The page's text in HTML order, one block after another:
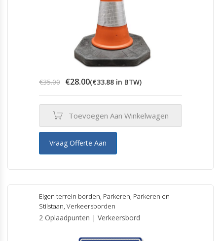
€35.00 Oorspronkelijke
€28.00Huidige
(€33.88 in BTW)
Toevoegen Aan Winkelwagen
Vraag Offerte Aan
Eigen terrein borden, Parkeren, Parkeren en
Stilstaan, Verkeersborden
2 Oplaadpunten | Verkeersbord